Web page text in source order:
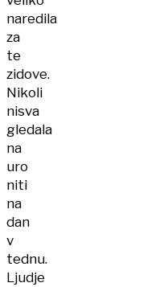
naredila
za
te
zidove.
Nikoli
nisva
gledala
na
uro
niti
na
dan
v
tednu.
Ljudje